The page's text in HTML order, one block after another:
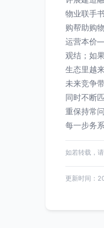
物业联手
购帮助购
运营本价
观结；如
生态里越
未来竞争
同时不断
重保持常
每一步务
如若转载，
更新时间：